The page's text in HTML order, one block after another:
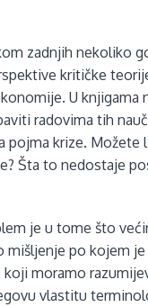
zadnjih nekoliko
kritičke
U knjigama
radovima tih
pojma krize. Možete
Šta to nedostaje
je u tome što
mišljenje po kojem
moramo
vlastitu